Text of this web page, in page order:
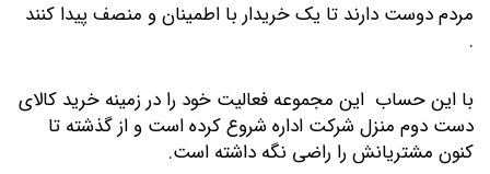
مردم دوست دارند تا یک خریدار با اطمینان و منصف پیدا کنند
.
با این حساب این مجموعه فعالیت خود را در زمینه خرید کالای
دست دوم منزل شرکت اداره شروع کرده است و از گذشته تا
کنون مشتریانش را راضی نگه داشته است.